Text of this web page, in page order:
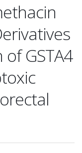
GSTA4